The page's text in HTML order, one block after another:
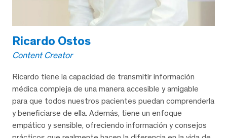
Ricardo Ostos
Content Creator
Ricardo tiene la capacidad de transmitir información
médica compleja de una manera accesible y amigable
para que todos nuestros pacientes puedan comprenderla
y beneficiarse de ella. Además, tiene un enfoque
empático y sensible, ofreciendo información y consejos